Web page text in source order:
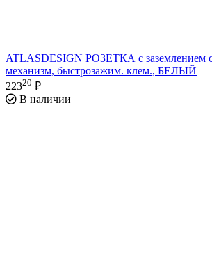
ATLASDESIGN РОЗЕТКА с заземлением
механизм, быстрозажим. клем., БЕЛЫЙ
22320 ₽
В наличии